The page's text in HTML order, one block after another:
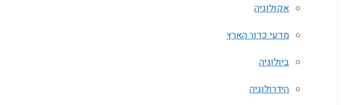
אקולוגיה
מדעי כדור הארץ
ביולוגיה
הידרולוגיה